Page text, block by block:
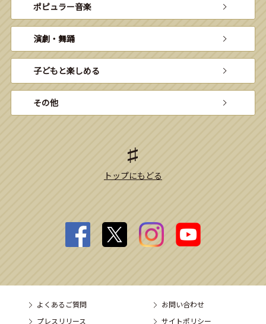
ポピュラー音楽
演劇・舞踊
子どもと楽しめる
その他
トップにもどる
よくあるご質問
お問い合わせ
プレスリリース
サイトポリシー